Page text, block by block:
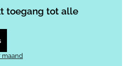
toegang tot alle
maand